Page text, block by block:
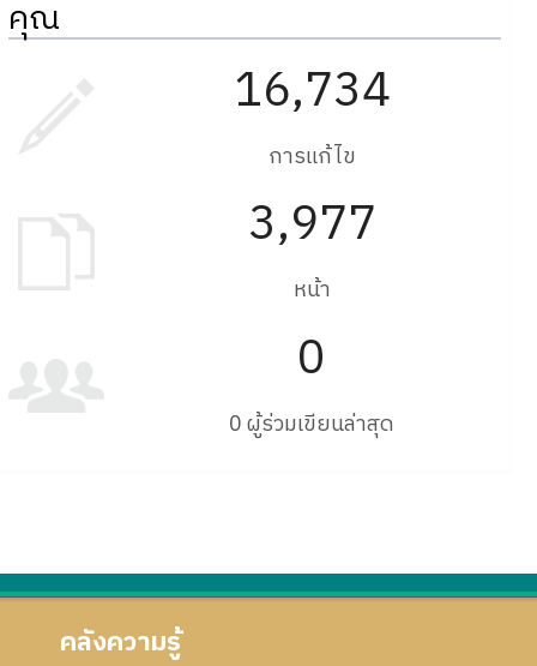
คุณ
16,734
การแก้ไข
3,977
หน้า
0
0 ผู้ร่วมเขียนล่าสุด
คลังความรู้